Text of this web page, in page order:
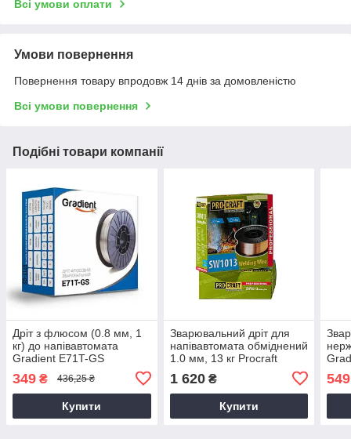
Всі умови оплати
Умови повернення
Повернення товару впродовж 14 днів за домовленістю
Всі умови повернення
Подібні товари компанії
Дріт з флюсом (0.8 мм, 1
кг) до напівавтомата
Gradient E71T-GS
349 ₴ 436,25 ₴
Купити
Зварювальний дріт для
напівавтомата обміднений
1.0 мм, 13 кг Procraft
1 620₴
Купити
549